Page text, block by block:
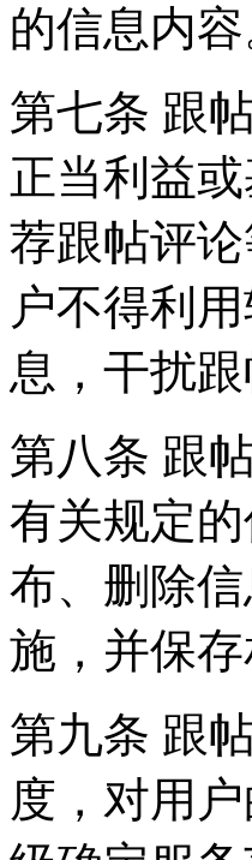
的信息内容
第七条 跟
正当利益
荐跟帖评
户不得利
息，干扰
第八条 跟
有关规定
布、删除
施，并保存
第九条 跟
度，对用